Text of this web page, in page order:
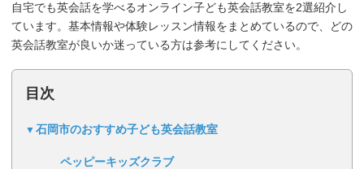
自宅でも英会話を学べるオンライン子ども英会話教室を2選紹介し
ています。基本情報や体験レッスン情報をまとめているので、どの
英会話教室が良いか迷っている方は参考にしてください。
目次
石岡市のおすすめ子ども英会話教室
ペッピーキッズクラブ